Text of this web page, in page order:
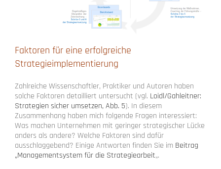
Faktoren für eine erfolgreiche
Strategieimplementierung
Zahlreiche Wissenschaftler, Praktiker und Autoren haben
solche Faktoren detailliert untersucht (vgl. Loidl/Gahleitner:
Strategien sicher umsetzen, Abb. 5). In diesem
Zusammenhang haben mich folgende Fragen interessiert:
Was machen Unternehmen mit geringer strategischer Lücke
anders als andere? Welche Faktoren sind dafür
ausschlaggebend? Einige Antworten finden Sie im Beitrag
„Managementsystem für die Strategiearbeit„.